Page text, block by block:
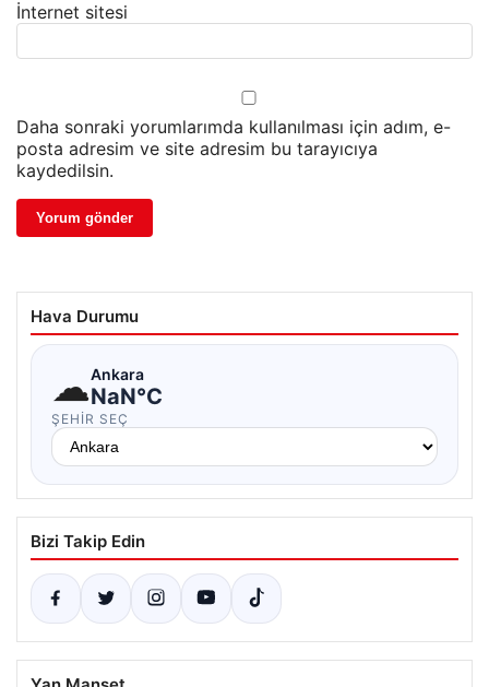
İnternet sitesi
Daha sonraki yorumlarımda kullanılması için adım, e-
posta adresim ve site adresim bu tarayıcıya
kaydedilsin.
Hava Durumu
☁Ankara
NaN°C
ŞEHIR SEÇ
Bizi Takip Edin